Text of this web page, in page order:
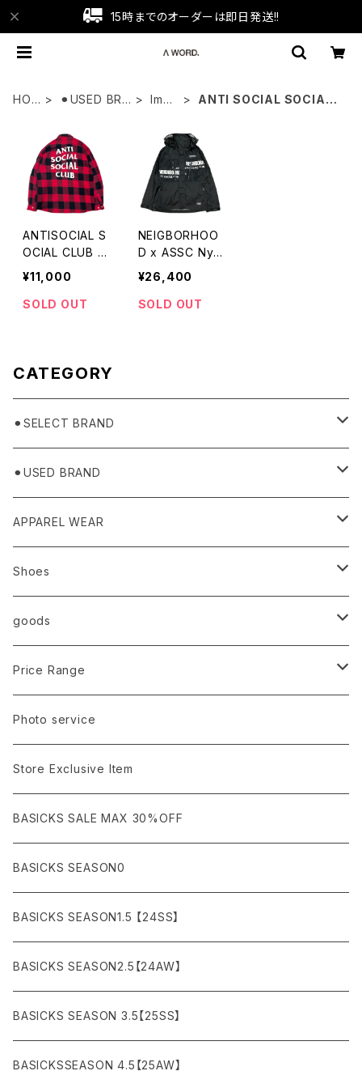
15時までのオーダーは即日発送!!
HO
⚫︎USED BRA
Impo
ANTI SOCIAL SOCIAL
ANTISOCIAL S
OCIAL CLUB ブ
ロックチェックシ
ャツ
¥11,000
SOLD OUT
NEIGBORHOO
D x ASSC Nyl
on Hooded Ja
cket
¥26,400
SOLD OUT
CATEGORY
⚫︎SELECT BRAND
BASICKS
HUMMEL 00
⚫︎USED BRAND
Domestic
Ancellm
AURALEE
AMBUSH
ANCHOR
asics
Import
ANN DEMEULEMEESTER
ARMANI / EXCHANGE / JEANS
A.P.C
agnes b
ARC'TERYX
APPAREL WEAR
TOPS
T-SHIRTS (Tシャツ）
LSV (長袖Tシャツ）
KNIT (ニット)/CARDIGAN(カーディガン)
VEST(ベスト）
OUTER
BLOUSON (ブルゾン）
JACKET (ジャケット)
BOTTOMS
DENIM (デニム)
CARGO (カーゴ)
SLACKS (スラックス)
SHORTS (ショーツ)
Shoes
Sneaker
Leather shoes
Sandals
Boots
goods
Eye wear
Cap/Hat
Bag / Wallet
Watch
Interior
Figure/etc...
Accessory
Necklace
Bracelet
Price Range
¥1,000〜¥5,000
¥5,000〜¥10,000
¥10,000〜¥30,000
¥30,000〜¥50,000
¥50,000〜¥100,000
¥100,000〜¥150,000
¥150,000〜
Photo service
Store Exclusive Item
BASICKS SALE MAX 30%OFF
BASICKS SEASON0
BASICKS SEASON1.5 【24SS】
BASICKS SEASON2.5【24AW】
BASICKS SEASON 3.5【25SS】
BASICKSSEASON 4.5【25AW】